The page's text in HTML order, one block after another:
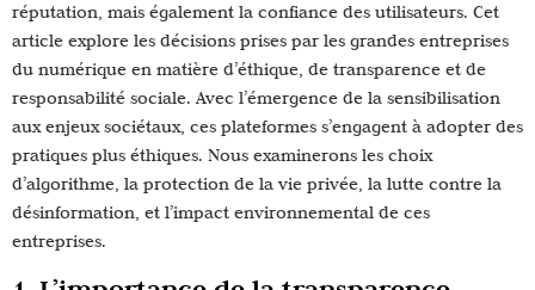
réputation, mais également la confiance des utilisateurs. Cet
article explore les décisions prises par les grandes entreprises
du numérique en matière d’éthique, de transparence et de
responsabilité sociale. Avec l’émergence de la sensibilisation
aux enjeux sociétaux, ces plateformes s’engagent à adopter des
pratiques plus éthiques. Nous examinerons les choix
d’algorithme, la protection de la vie privée, la lutte contre la
désinformation, et l’impact environnemental de ces
entreprises.